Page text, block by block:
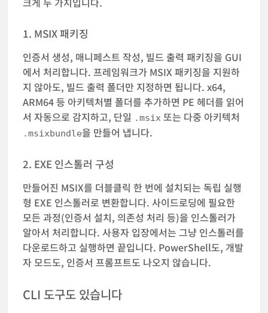
1. MSIX 패키징
인증서 생성, 매니페스트 작성, 빌드 출력 패키징을 GUI
에서 처리합니다. 프레임워크가 MSIX 패키징을 지원하
지 않아도, 빌드 출력 폴더만 지정하면 됩니다. x64,
ARM64 등 아키텍처별 폴더를 추가하면 PE 헤더를 읽어
서 자동으로 감지하고, 단일 .msix 또는 다중 아키텍처
.msixbundle을 만들어 냅니다.
2. EXE 인스톨러 구성
만들어진 MSIX를 더블클릭 한 번에 설치되는 독립 실행
형 EXE 인스톨러로 변환합니다. 사이드로딩에 필요한
모든 과정(인증서 설치, 의존성 처리 등)을 인스톨러가
알아서 처리합니다. 사용자 입장에서는 그냥 인스톨러를
다운로드하고 실행하면 끝입니다. PowerShell도, 개발
자 모드도, 인증서 프롬프트도 나오지 않습니다.
CLI 도구도 있습니다